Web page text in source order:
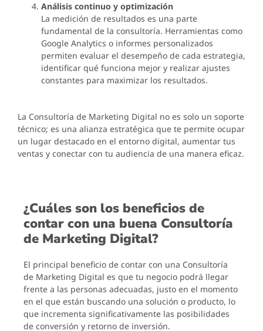
Análisis continuo y optimización
La medición de resultados es una parte
fundamental de la consultoría. Herramientas como
Google Analytics o informes personalizados
permiten evaluar el desempeño de cada estrategia,
identificar qué funciona mejor y realizar ajustes
constantes para maximizar los resultados.
La Consultoría de Marketing Digital no es solo un soporte
técnico; es una alianza estratégica que te permite ocupar
un lugar destacado en el entorno digital, aumentar tus
ventas y conectar con tu audiencia de una manera eficaz.
¿Cuáles son los beneficios de
contar con una buena Consultoría
de Marketing Digital?
El principal beneficio de contar con una Consultoría
de Marketing Digital es que tu negocio podrá llegar
frente a las personas adecuadas, justo en el momento
en el que están buscando una solución o producto, lo
que incrementa significativamente las posibilidades
de conversión y retorno de inversión.